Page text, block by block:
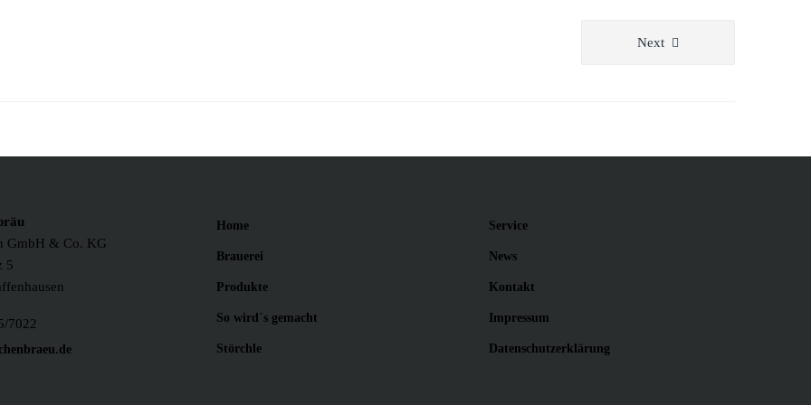
Next
GmbH & Co. KG
5
7022
Home
Brauerei
Produkte
So wird´s gemacht
Störchle
Service
News
Kontakt
Impressum
Datenschutzerklärung